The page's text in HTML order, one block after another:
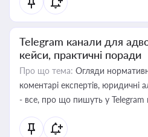
Telegram канали для
кейси, практичні поради
Про що тема: Огляди
коментарі експертів, юридичні
- все, про що пишуть у Telegram